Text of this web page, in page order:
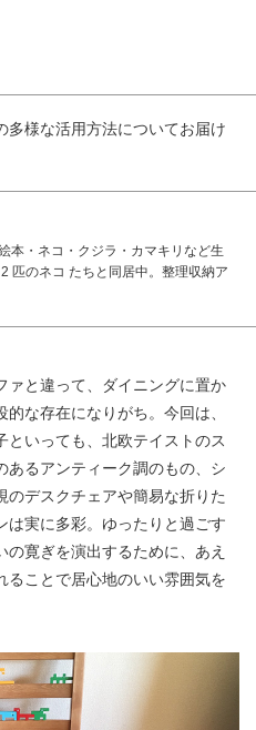
多様な活用方法についてお届け
本・ネコ・クジラ・カマキリなど生
匹のネコ たちと同居中。整理収納ア
ァと違って、ダイニングに置か
な存在になりがち。今回は、
といっても、北欧テイストのス
あるアンティーク調のもの、シ
のデスクチェアや簡易な折りた
は実に多彩。ゆったりと過ごす
寛ぎを演出するために、あえ
ることで居心地のいい雰囲気を